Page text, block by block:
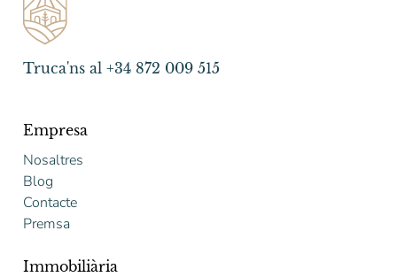
Truca'ns al +34 872 009 515
Empresa
Nosaltres
Blog
Contacte
Premsa
Immobiliària